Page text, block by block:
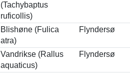
(Tachybaptus
ruficollis)
Blishøne (Fulica
atra)
Flyndersø
Vandrikse (Rallus
aquaticus)
Flyndersø